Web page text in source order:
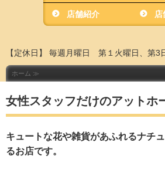
店舗紹介
【定休日】 毎週月曜日 第１火曜日、第3
ホーム ≫
女性スタッフだけのアットホ
キュートな花や雑貨があふれるナチ
るお店です。